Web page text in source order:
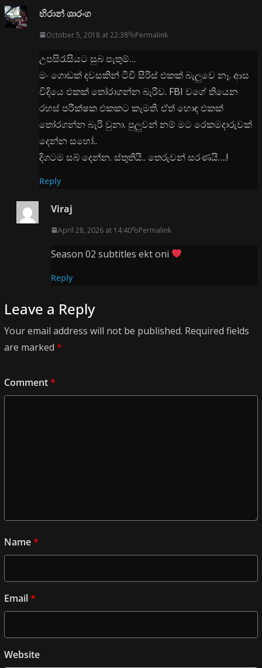
හිරාන් ශාරංග
October 5, 2018 at 22:38 Permalink
උපසිරැසියට සුබ පැතුම්…
මං ගොඩක් දවසකින් ටීවී සීරිස් එකක් බැලුවෙ නෑ. ආස
විදියෙ එකක් තෝරාගන්න බැරිව. FBI වගේ තියෙන
රහස් පරීක්ෂක එකකට කැමති. ඒත් හොඳ එකක්
තෝරගන්න බැරි වුනා. පුලුවන් නම් මට රෙකමදාරුවක්
දෙන්න සහෝ..
දිගටම සබ් දෙන්න. ස්තුතියි.. තෙරුවන් සරණයි….!
Reply
Viraj
April 28, 2026 at 14:40 Permalink
Season 02 subtitles ekt oni
Reply
Leave a Reply
Your email address will not be published. Required fields
are marked *
Comment*
Name*
Email*
Website